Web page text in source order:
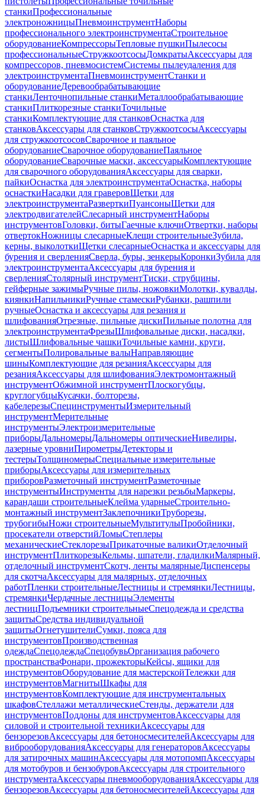
станкиПрофессиональные
электроножницыПневмоинструментНаборы
профессионального электроинструментаСтроительное
оборудованиеКомпрессорыТепловые пушкиПылесосы
профессиональныеСтружкоотсосыДомкратыАксессуары для
компрессоров, пневмосистемСистемы пылеудаления для
электроинструментаПневмоинструментСтанки и
оборудованиеДеревообрабатывающие
станкиЛенточнопильные станкиМеталлообрабатывающие
станкиПлиткорезные станкиТочильные
станкиКомплектующие для станковОснастка для
станковАксессуары для станковСтружкоотсосыАксессуары
для стружкоотсосовСварочное и паяльное
оборудованиеСварочное оборудованиеПаяльное
оборудованиеСварочные маски, аксессуарыКомплектующие
для сварочного оборудованияАксессуары для сварки,
пайкиОснастка для электроинструментаОснастка, наборы
оснасткиНасадки для граверовЩетки для
электроинструментаРазверткиПуансоныЩетки для
электродвигателейСлесарный инструментНаборы
инструментовГоловки, битыГаечные ключиОтвертки, наборы
отвертокНожницы слесарныеКлещи строительныеЗубила,
керны, выколоткиЩетки слесарныеОснастка и аксессуары для
бурения и сверленияСверла, буры, зенкерыКоронкиЗубила для
электроинструментаАксессуары для бурения и
сверленияСтолярный инструментТиски, струбцины,
гейферные зажимыРучные пилы, ножовкиМолотки, кувалды,
киянкиНапильникиРучные стамескиРубанки, рашпили
ручныеОснастка и аксессуары для резания и
шлифованияОтрезные, пильные дискиПильные полотна для
электроинструментаФрезыШлифовальные диски, насадки,
листыШлифовальные чашкиТочильные камни, круги,
сегментыПолировальные валыНаправляющие
шиныКомплектующие для резанияАксессуары для
резанияАксессуары для шлифованияЭлектромонтажный
инструментОбжимной инструментПлоскогубцы,
круглогубцыКусачки, болторезы,
кабелерезыСпецинструментыИзмерительный
инструментМерительные
инструментыЭлектроизмерительные
приборыДальномерыДальномеры оптическиеНивелиры,
лазерные уровниПирометрыДетекторы и
тестерыТолщиномерыСпециальные измерительные
приборыАксессуары для измерительных
приборовРазметочный инструментРазметочные
инструментыИнструменты для нарезки резьбыМаркеры,
карандаши строительныеКлейма ударныеСтроительно-
монтажный инструментЗаклепочникиТруборезы,
трубогибыНожи строительныеМультитулыПробойники,
просекатели отверстийЛомыСтеплеры
механическиеСтеклорезыПрикаточные валикиОтделочный
инструментПлиткорезыКельмы, шпатели, гладилкиМалярный,
отделочный инструментСкотч, ленты малярныеДиспенсеры
для скотчаАксессуары для малярных, отделочных
работПленки строительныеЛестницы и стремянкиЛестницы,
стремянкиЧердачные лестницыЭлементы
лестницПодъемники строительныеСпецодежда и средства
защитыСредства индивидуальной
защитыОгнетушителиСумки, пояса для
инструментовПроизводственная
одеждаСпецодеждаСпецобувьОрганизация рабочего
пространстваФонари, прожекторыКейсы, ящики для
инструментовОборудование для мастерскойТележки для
инструментовМагнитыШкафы для
инструментовКомплектующие для инструментальных
шкафовСтеллажи металлическиеСтенды, держатели для
инструментовПоддоны для инструментовАксессуары для
силовой и строительной техникиАксессуары для
бензорезовАксессуары для бетоносмесителейАксессуары для
виброоборудованияАксессуары для генераторовАксессуары
для затирочных машинАксессуары для мотопомпАксессуары
для мотобуров и бензобуровАксессуары для строительного
инструментаАксессуары пневмооборудованияАксессуары для
бензорезовАксессуары для бетоносмесителейАксессуары для